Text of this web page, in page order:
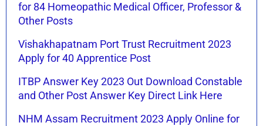
for 84 Homeopathic Medical Officer, Professor &
Other Posts
Vishakhapatnam Port Trust Recruitment 2023
Apply for 40 Apprentice Post
ITBP Answer Key 2023 Out Download Constable
and Other Post Answer Key Direct Link Here
NHM Assam Recruitment 2023 Apply Online for